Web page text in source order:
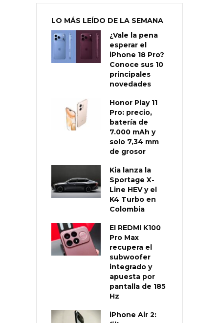
LO MÁS LEÍDO DE LA SEMANA
¿Vale la pena
esperar el
iPhone 18 Pro?
Conoce sus 10
principales
novedades
Honor Play 11
Pro: precio,
batería de
7.000 mAh y
solo 7,34 mm
de grosor
Kia lanza la
Sportage X-
Line HEV y el
K4 Turbo en
Colombia
El REDMI K100
Pro Max
recupera el
subwoofer
integrado y
apuesta por
pantalla de 185
Hz
iPhone Air 2: